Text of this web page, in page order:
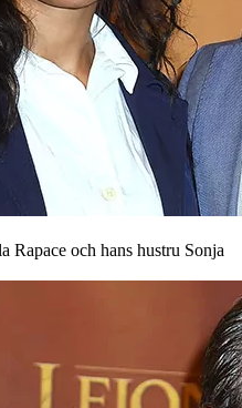
och hans hustru Sonja